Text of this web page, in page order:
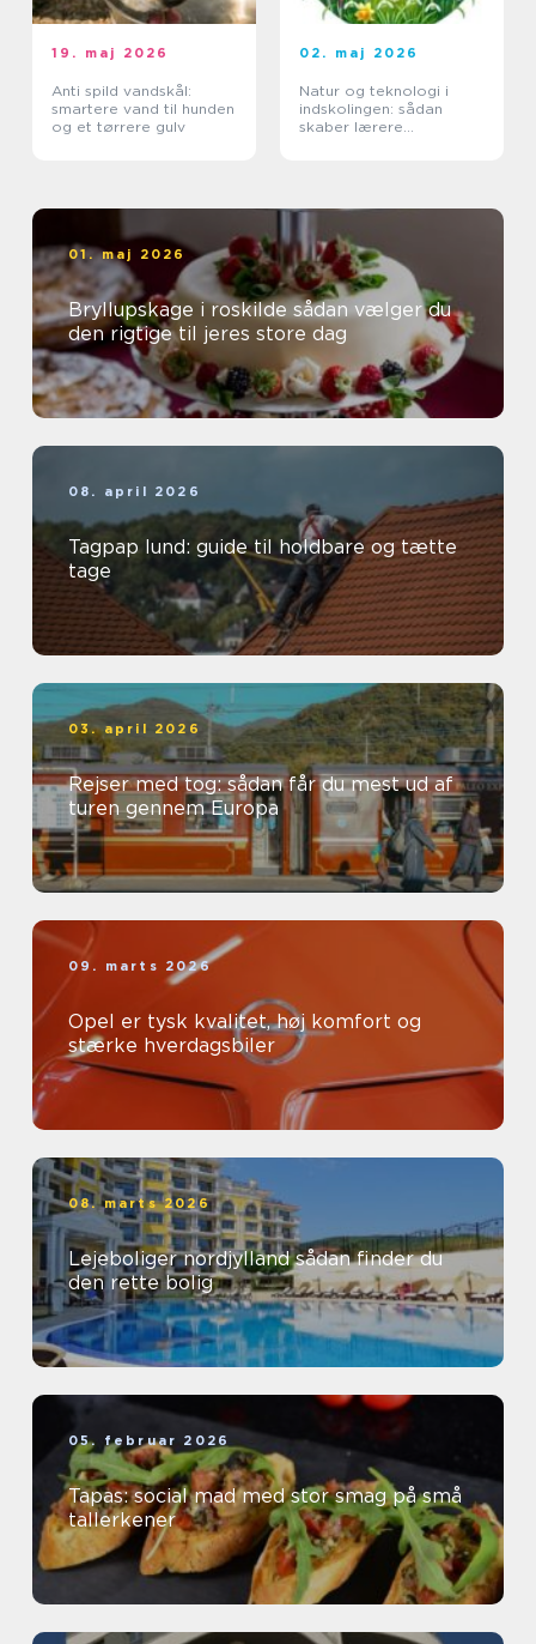
19. maj 2026
Anti spild vandskål:
smartere vand til hunden
og et tørrere gulv
02. maj 2026
Natur og teknologi i
indskolingen: sådan
skaber lærere
01. maj 2026
Bryllupskage i roskilde sådan vælger du
den rigtige til jeres store dag
08. april 2026
Tagpap lund: guide til holdbare og tætte
tage
03. april 2026
Rejser med tog: sådan får du mest ud af
turen gennem Europa
09. marts 2026
Opel er tysk kvalitet, høj komfort og
stærke hverdagsbiler
08. marts 2026
Lejeboliger nordjylland sådan finder du
den rette bolig
05. februar 2026
Tapas: social mad med stor smag på små
tallerkener